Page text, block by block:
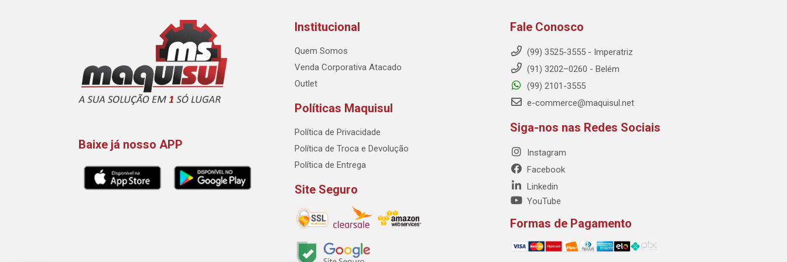
Baixe já nosso APP
Institucional
Quem Somos
Venda Corporativa Atacado
Outlet
Políticas Maquisul
Política de Privacidade
Política de Troca e Devolução
Política de Entrega
Site Seguro
Fale Conosco
(99) 3525-3555 - Imperatriz
(91) 3202–0260 - Belém
(99) 2101-3555
e-commerce@maquisul.net
Siga-nos nas Redes Sociais
Instagram
Facebook
Linkedin
YouTube
Formas de Pagamento